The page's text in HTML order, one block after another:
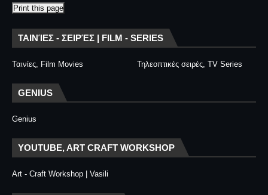
Print this page
ΤΑΙΝΊΕΣ - ΣΕΙΡΈΣ | FILM - SERIES
Ταινίες, Film Movies Τηλεοπτικές σειρές, TV Series
GENIUS
Genius
YOUTUBE, ART CRAFT WORKSHOP
Art - Craft Workshop | Vasili